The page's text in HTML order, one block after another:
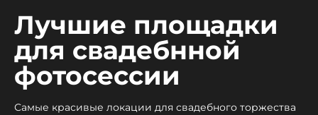
Лучшие площадки
для свадебнной
фотосессии
Самые красивые локации для свадебного торжества